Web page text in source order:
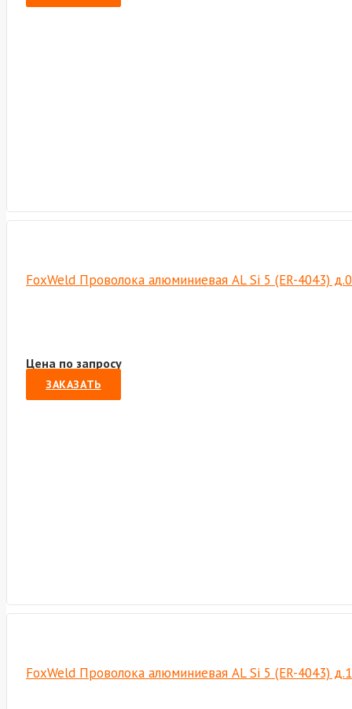
FoxWeld Проволока алюминиевая AL Si 5 (ER-4043)
Цена по запросу
ЗАКАЗАТЬ
FoxWeld Проволока алюминиевая AL Si 5 (ER-4043)